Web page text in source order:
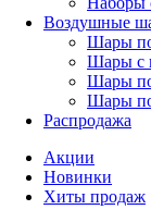
Воздушные
Шары
Шары с
Шары
Шары
Распродажа
Акции
Новинки
Хиты продаж